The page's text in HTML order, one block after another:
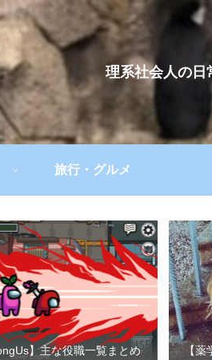
理系社会人の日
旅行・グルメ
】主な役職一覧まとめ 【